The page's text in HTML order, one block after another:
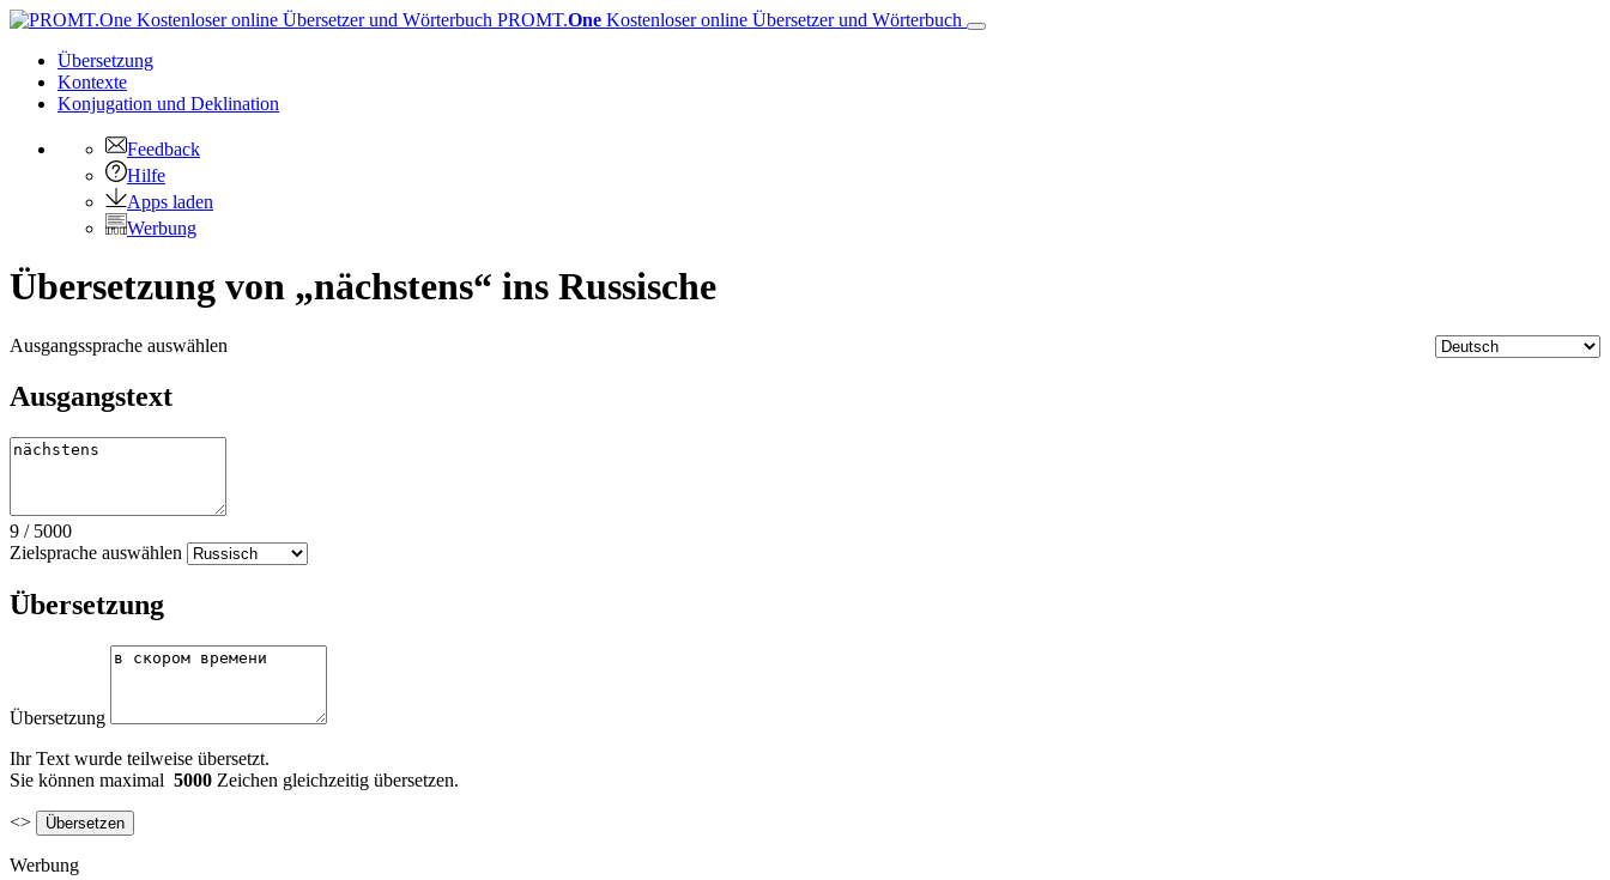
PROMT.One Kostenloser online Übersetzer und Wörterbuch
Übersetzung
Kontexte
Konjugation und Deklination
Feedback
Hilfe
Apps laden
Werbung
Übersetzung von „nächstens“ ins Russische
Ausgangssprache auswählen
Ausgangstext
9 / 5000
Zielsprache auswählen
Übersetzung
Übersetzung
Ihr Text wurde teilweise übersetzt.
Sie können maximal 5000 Zeichen gleichzeitig übersetzen.
<>
Werbung